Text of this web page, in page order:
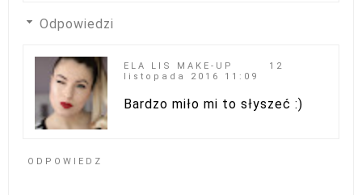
Odpowiedzi
ELA LIS MAKE-UP
12
listopada 2016 11:09
Bardzo miło mi to słyszeć :)
ODPOWIEDZ